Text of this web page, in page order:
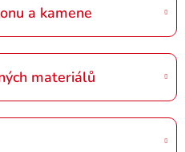
a kamene
materiálů